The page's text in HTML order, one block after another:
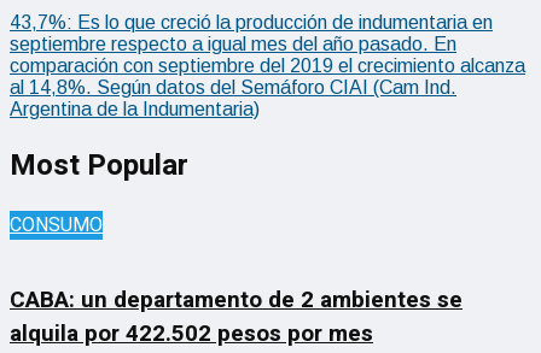
43,7%: Es lo que creció la producción de indumentaria en
septiembre respecto a igual mes del año pasado. En
comparación con septiembre del 2019 el crecimiento alcanza
al 14,8%. Según datos del Semáforo CIAI (Cam Ind.
Argentina de la Indumentaria)
Most Popular
CONSUMO
CABA: un departamento de 2 ambientes se
alquila por 422.502 pesos por mes